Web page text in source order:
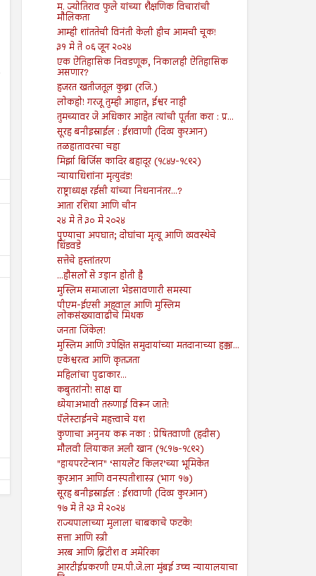
आपत्तीग्रस्त शेतकऱ्यांच्या पाठीशी सरकारने
खंबीरपणे उभे राहावे...!
8/9/2024
म. ज्योतिराव फुले यांच्या शैक्षणिक विचारांची
मौलिकता
आम्ही शांततेची विनंती केली हीच आमची चूक!
३१ मे ते ०६ जून २०२४
एक ऐतिहासिक निवडणूक, निकालही ऐतिहासिक
असणार?
हजरत खतीजतूल कुब्रा (रजि.)
लोकहो! गरजू तुम्ही आहात, ईश्वर नाही
तुमच्यावर जे अधिकार आहेत त्यांची पूर्तता करा : प्र...
सूरह बनीइस्राईल : ईशवाणी (दिव्य कुरआन)
तळहातावरचा चहा
मिर्झा बिर्जिस कादिर बहादूर (१८४५-१८९२)
न्यायाधिशांना मृत्युदंड!
राष्ट्राध्यक्ष रईसी यांच्या निधनानंतर...?
आता रशिया आणि चीन
२४ मे ते ३० मे २०२४
पुण्याचा अपघात; दोघांचा मृत्यू आणि व्यवस्थेचे
धिंडवडे
सत्तेचे हस्तांतरण
...हौसलों से उड़ान होती है
मुस्लिम समाजाला भेडसावणारी समस्या
पीएम-ईएसी अहवाल आणि मुस्लिम
लोकसंख्यावाढीचे मिथक
जनता जिंकेल!
मुस्लिम आणि उपेक्षित समुदायांच्या मतदानाच्या हक्का...
एकेश्वरत्व आणि कृतज्ञता
महिलांचा पुढाकार...
कबुतरांनो! साक्ष द्या
ध्येयाअभावी तरुणाई विरून जाते!
पॅलेस्टाईनचे महत्त्वाचे यश
कुणाचा अनुनय करू नका : प्रेषितवाणी (हदीस)
मौलवी लियाकत अली खान (१८१७-१८९२)
"हायपरटेन्शन" ‘सायलेंट किलर’च्या भूमिकेत
कुरआन आणि वनस्पतीशास्त्र (भाग १७)
सूरह बनीइस्राईल : ईशवाणी (दिव्य कुरआन)
१७ मे ते २३ मे २०२४
राज्यपालाच्या मुलाला चाबकाचे फटके!
सत्ता आणि स्त्री
अरब आणि ब्रिटीश व अमेरिका
आरटीईप्रकरणी एम.पी.जे.ला मुंबई उच्च न्यायालयाचा